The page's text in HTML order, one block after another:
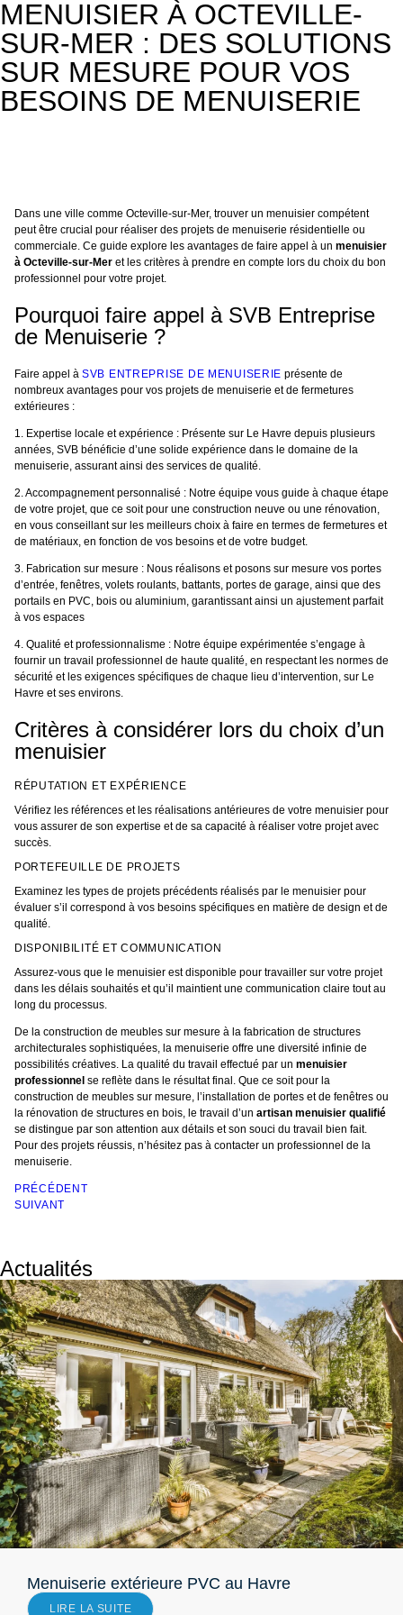
MENUISIER À OCTEVILLE-
SUR-MER : DES SOLUTIONS
SUR MESURE POUR VOS
BESOINS DE MENUISERIE
Dans une ville comme Octeville-sur-Mer, trouver un menuisier compétent
peut être crucial pour réaliser des projets de menuiserie résidentielle ou
commerciale. Ce guide explore les avantages de faire appel à un menuisier
à Octeville-sur-Mer et les critères à prendre en compte lors du choix du bon
professionnel pour votre projet.
Pourquoi faire appel à SVB Entreprise
de Menuiserie ?
Faire appel à SVB ENTREPRISE DE MENUISERIE présente de
nombreux avantages pour vos projets de menuiserie et de fermetures
extérieures :
1. Expertise locale et expérience : Présente sur Le Havre depuis plusieurs
années, SVB bénéficie d’une solide expérience dans le domaine de la
menuiserie, assurant ainsi des services de qualité.
2. Accompagnement personnalisé : Notre équipe vous guide à chaque étape
de votre projet, que ce soit pour une construction neuve ou une rénovation,
en vous conseillant sur les meilleurs choix à faire en termes de fermetures et
de matériaux, en fonction de vos besoins et de votre budget.
3. Fabrication sur mesure : Nous réalisons et posons sur mesure vos portes
d’entrée, fenêtres, volets roulants, battants, portes de garage, ainsi que des
portails en PVC, bois ou aluminium, garantissant ainsi un ajustement parfait
à vos espaces
4. Qualité et professionnalisme : Notre équipe expérimentée s’engage à
fournir un travail professionnel de haute qualité, en respectant les normes de
sécurité et les exigences spécifiques de chaque lieu d’intervention, sur Le
Havre et ses environs.
Critères à considérer lors du choix d’un
menuisier
RÉPUTATION ET EXPÉRIENCE
Vérifiez les références et les réalisations antérieures de votre menuisier pour
vous assurer de son expertise et de sa capacité à réaliser votre projet avec
succès.
PORTEFEUILLE DE PROJETS
Examinez les types de projets précédents réalisés par le menuisier pour
évaluer s’il correspond à vos besoins spécifiques en matière de design et de
qualité.
DISPONIBILITÉ ET COMMUNICATION
Assurez-vous que le menuisier est disponible pour travailler sur votre projet
dans les délais souhaités et qu’il maintient une communication claire tout au
long du processus.
De la construction de meubles sur mesure à la fabrication de structures
architecturales sophistiquées, la menuiserie offre une diversité infinie de
possibilités créatives. La qualité du travail effectué par un menuisier
professionnel se reflète dans le résultat final. Que ce soit pour la
construction de meubles sur mesure, l’installation de portes et de fenêtres ou
la rénovation de structures en bois, le travail d’un artisan menuisier qualifié
se distingue par son attention aux détails et son souci du travail bien fait.
Pour des projets réussis, n’hésitez pas à contacter un professionnel de la
menuiserie.
PRÉCÉDENT
SUIVANT
Actualités
Menuiserie extérieure PVC au Havre
LIRE LA SUITE